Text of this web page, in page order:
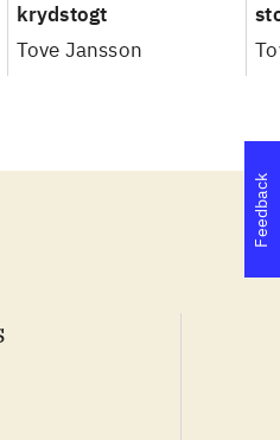
krydstogt
Tove Jansson
Feedback